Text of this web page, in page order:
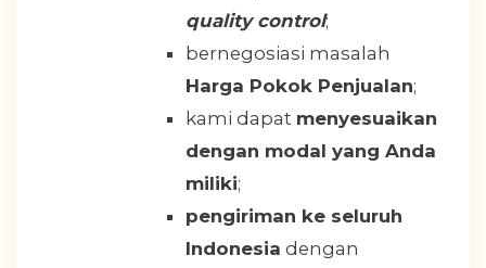
quality control;
bernegosiasi masalah
Harga Pokok Penjualan;
kami dapat menyesuaikan
dengan modal yang Anda
miliki;
pengiriman ke seluruh
Indonesia dengan